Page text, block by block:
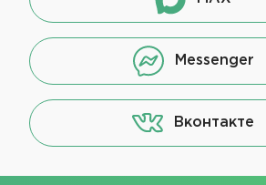
Messenger
Вконтакте